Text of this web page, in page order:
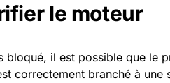
le moteur
bloqué, il est possible que le
correctement branché à une